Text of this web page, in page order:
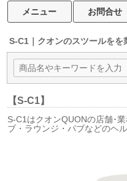
メニュー お問合せ
S-C1｜クオンのスツールをを
【S-C1】
S-C1はクオンQUONの店舗･
ブ・ラウンジ・パブなどのヘ